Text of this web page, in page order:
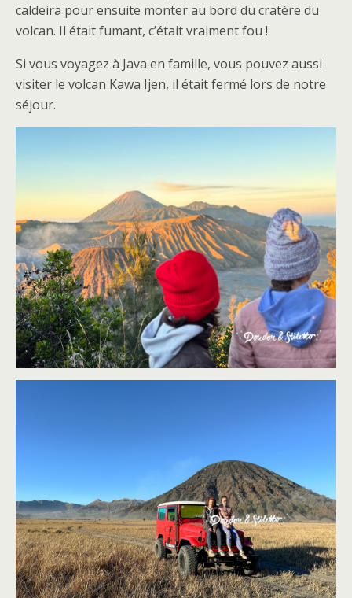
caldeira pour ensuite monter au bord du cratère du
volcan. Il était fumant, c’était vraiment fou !
Si vous voyagez à Java en famille, vous pouvez aussi
visiter le volcan Kawa Ijen, il était fermé lors de notre
séjour.